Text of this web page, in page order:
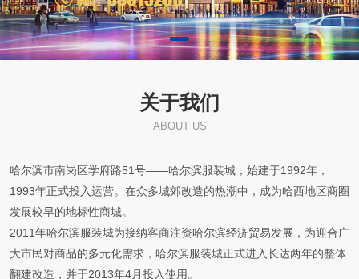
关于我们
ABOUT US
哈尔滨市南岗区学府路51号——哈尔滨服装城，始建于1992年，
1993年正式投入运营。在众多城郊改造的热潮中，成为哈西地区商圈
发展较早的地标性商城。
2011年哈尔滨服装城为接纳客商注资哈尔滨经济贸易发展，为迎合广
大市民对商品的多元化需求，哈尔滨服装城正式进入长达两年的整体
翻建改造，并于2013年4月投入使用。